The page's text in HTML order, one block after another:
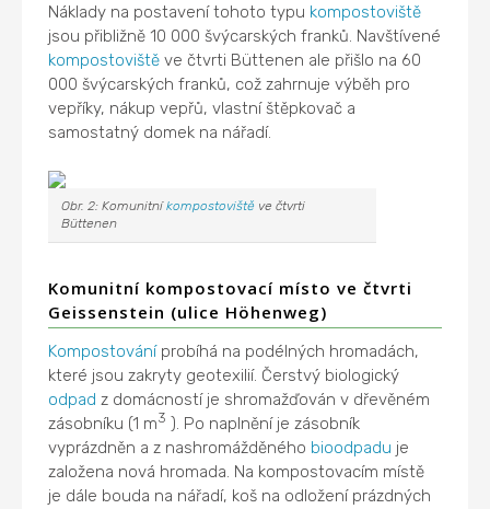
Náklady na postavení tohoto typu kompostoviště
jsou přibližně 10 000 švýcarských franků. Navštívené
kompostoviště ve čtvrti Büttenen ale přišlo na 60
000 švýcarských franků, což zahrnuje výběh pro
vepříky, nákup vepřů, vlastní štěpkovač a
samostatný domek na nářadí.
Obr. 2: Komunitníkompostoviště ve čtvrti
Büttenen
Komunitní kompostovací místo ve čtvrti
Geissenstein (ulice Höhenweg)
Kompostováníprobíhá na podélných hromadách,
které jsou zakryty geotexilií. Čerstvý biologický
odpad z domácností je shromažďován v dřevěném
zásobníku (1 m3 ). Po naplnění je zásobník
vyprázdněn a z nashromážděného bioodpadu je
založena nová hromada. Na kompostovacím místě
je dále bouda na nářadí, koš na odložení prázdných